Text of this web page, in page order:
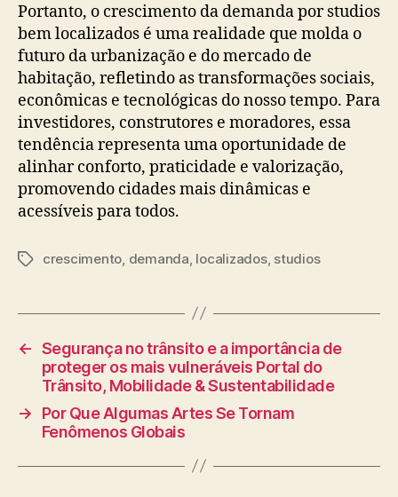
Portanto, o crescimento da demanda por studios
bem localizados é uma realidade que molda o
futuro da urbanização e do mercado de
habitação, refletindo as transformações sociais,
econômicas e tecnológicas do nosso tempo. Para
investidores, construtores e moradores, essa
tendência representa uma oportunidade de
alinhar conforto, praticidade e valorização,
promovendo cidades mais dinâmicas e
acessíveis para todos.
Tagscrescimento demanda localizados, studios
← Segurança no trânsito e a importância de
proteger os mais vulneráveis Portal do
Trânsito, Mobilidade & Sustentabilidade
→
Por Que Algumas Artes Se Tornam
Fenômenos Globais